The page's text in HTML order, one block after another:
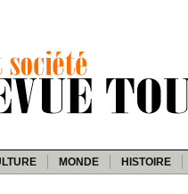
MONDE HISTOIRE